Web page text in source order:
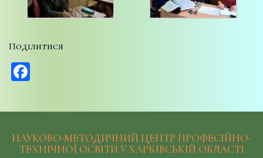
Поділитися
НАУКОВО-МЕТОДИЧНИЙ ЦЕНТР ПРОФЕСІЙНО-
ТЕХНІЧНОЇ ОСВІТИ У ХАРКІВСЬКІЙ ОБЛАСТІ